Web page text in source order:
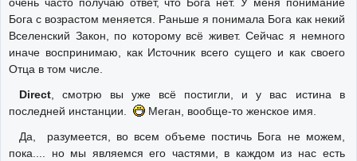
Бога с возрастом меняется. Раньше я понимала Бога как некий
Вселенский Закон, по которому всё живет. Сейчас я немного
иначе воспринимаю, как Источник всего сущего и как своего
Отца в том числе.
Direct, смотрю вы уже всё постигли, и у вас истина в
последней инстанции.
Меган, вообще-то женское имя.
Да, разумеется, во всем объеме постичь Бога не можем,
пока.... но мы являемся его частями, в каждом из нас есть